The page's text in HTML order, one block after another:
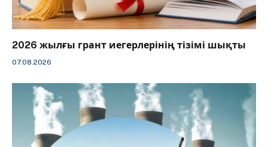
2026 жылғы грант иегерлерінің тізімі шықты
07.08.2026